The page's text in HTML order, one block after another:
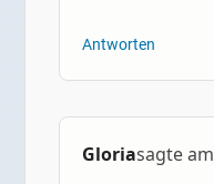
Antworten
Gloriasagte am